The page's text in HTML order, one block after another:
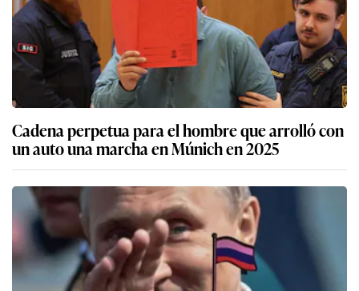
Cadena perpetua para el hombre que arrolló con
un auto una marcha en Múnich en 2025